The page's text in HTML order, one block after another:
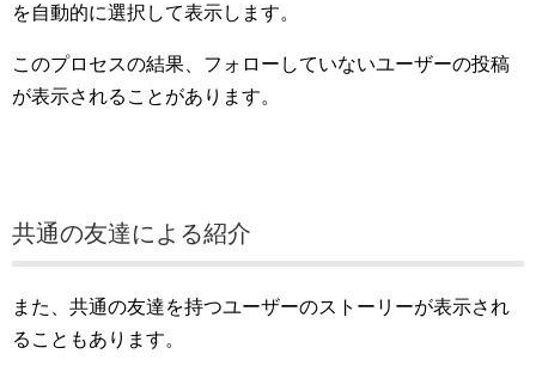
を自動的に選択して表示します。
このプロセスの結果、フォローしていないユーザーの投稿
が表示されることがあります。
共通の友達による紹介
また、共通の友達を持つユーザーのストーリーが表示され
ることもあります。